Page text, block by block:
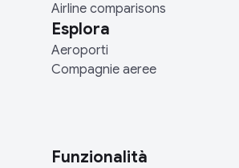
Airline comparisons
Esplora
Aeroporti
Compagnie aeree
Funzionalità